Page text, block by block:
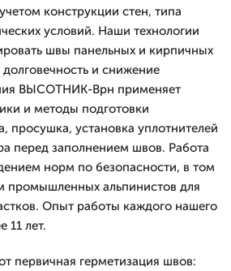
конструкции стен, типа
условий. Наши технологии
швы панельных и кирпичных
и снижение
ВЫСОТНИК-Врн применяет
и методы подготовки
просушка, установка уплотнителей
перед заполнением швов. Работа
норм по безопасности, в том
промышленных альпинистов для
Опыт работы каждого нашего
11 лет.
первичная герметизация швов: